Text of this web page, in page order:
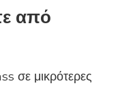
από
σε μικρότερες